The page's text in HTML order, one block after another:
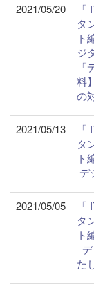
2021/05/20
タ
ト
ジ
料
の
2021/05/13
タ
ト
デ
2021/05/05
タ
ト
た